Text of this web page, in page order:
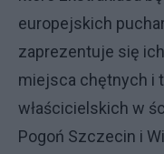
europejskich
zaprezentuje się
miejsca chętnych i
właścicielskich w
Pogoń Szczecin i